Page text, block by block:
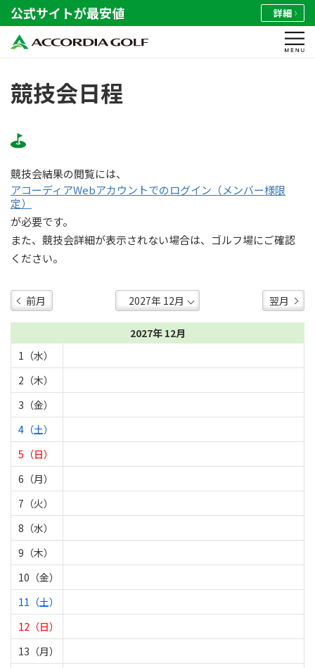
公式サイトが最安値 詳細
競技会日程
競技会結果の閲覧には、
アコーディアWebアカウントでのログイン（メンバー様限
定）
が必要です。
また、競技会詳細が表示されない場合は、ゴルフ場にご確認
ください。
前月 翌月
2027年 12月
1（水）
2（木）
3（金）
4（土）
5（日）
6（月）
7（火）
8（水）
9（木）
10（金）
11（土）
12（日）
13（月）